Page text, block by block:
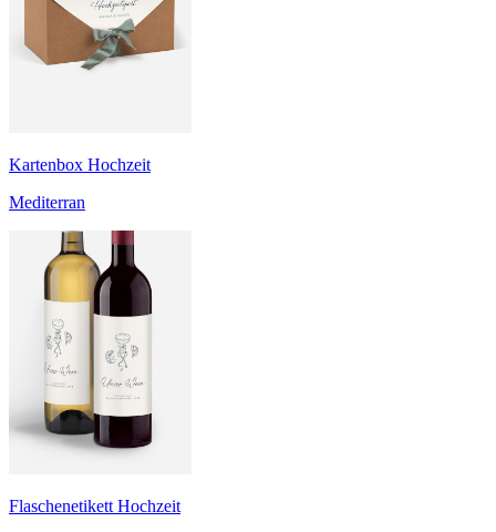
Kartenbox Hochzeit
Mediterran
Flaschenetikett Hochzeit